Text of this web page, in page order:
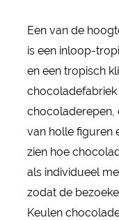
Een van de
is een inloop-
en een tropisch
chocoladerepen,
van holle figuren
zien hoe
als individueel
zodat de
Keulen